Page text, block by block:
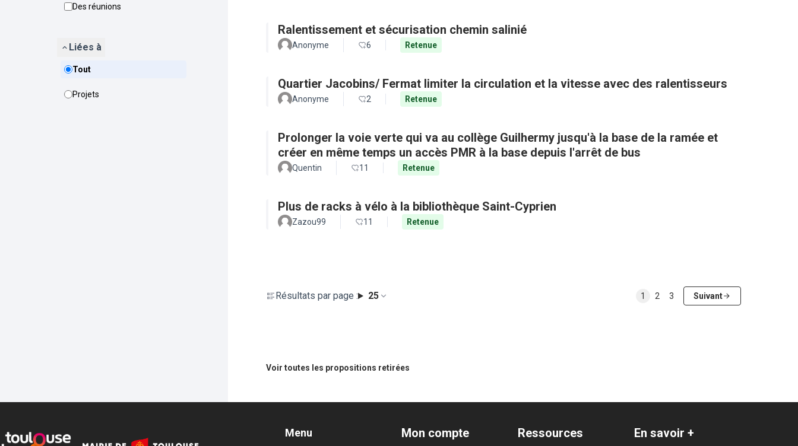
Des réunions
Liées à
Tout
Projets
Ralentissement et sécurisation chemin salinié
Anonyme 6 Retenue
Quartier Jacobins/ Fermat limiter la circulation et la vitesse avec des ralentisseurs
Anonyme 2 Retenue
Prolonger la voie verte qui va au collège Guilhermy jusqu'à la base de la ramée et
créer en même temps un accès PMR à la base depuis l'arrêt de bus
Quentin 11 Retenue
Plus de racks à vélo à la bibliothèque Saint-Cyprien
Zazou99 11 Retenue
Résultats par page : 25 1 2 3 Suivant
Voir toutes les propositions retirées
Menu Mon compte Ressources En savoir +